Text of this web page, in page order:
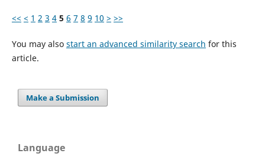
<< < 1 2 3 4 5 6 7 8 9 10 > >>
You may also start an advanced similarity search for this
article.
Make a Submission
Language